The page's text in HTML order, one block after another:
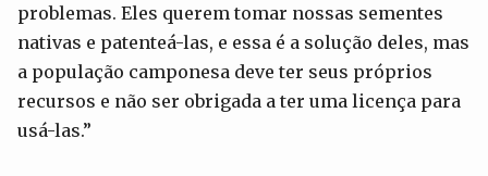
problemas. Eles querem tomar nossas sementes
nativas e patenteá-las, e essa é a solução deles, mas
a população camponesa deve ter seus próprios
recursos e não ser obrigada a ter uma licença para
usá-las.”